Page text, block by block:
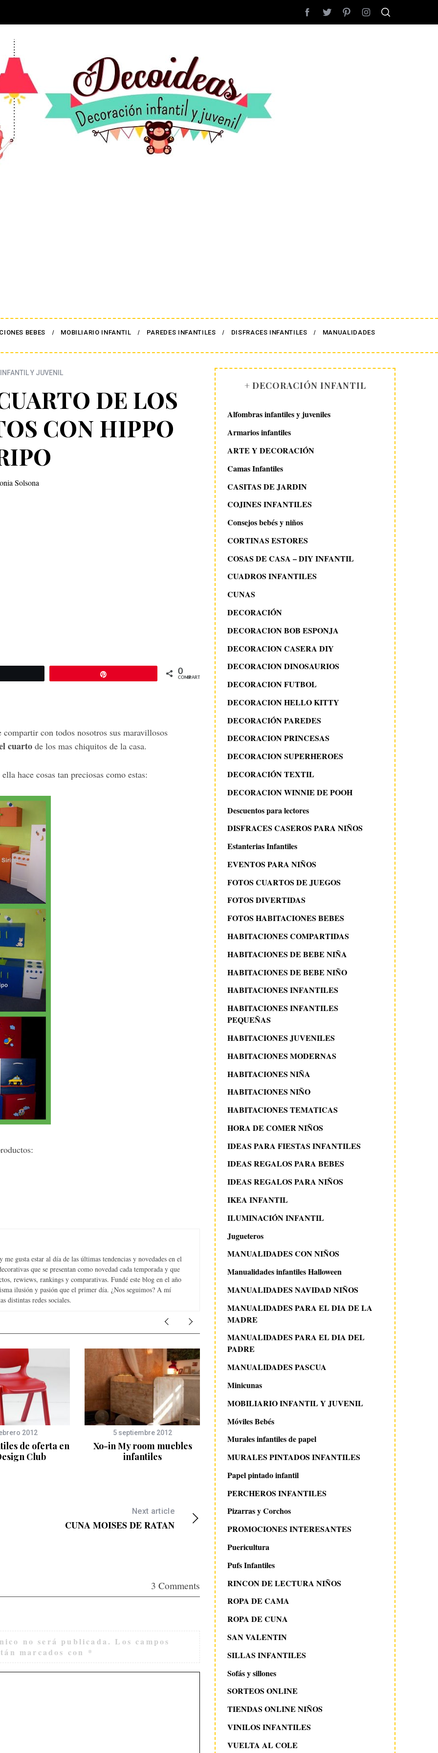
BEBES MOBILIARIO INFANTIL PAREDES INFANTILES DISFRACES INFANTILES MANUALIDADES
Y JUVENIL
DE LOS
CON HIPPO
Solsona
0
COMPARTIR
con todos nosotros sus maravillosos
cuarto de los mas chiquitos de la casa.
hace cosas tan preciosas como estas:
gusta estar al día de las últimas tendencias y novedades en el
que se presentan como novedad cada temporada y que
rewiews, rankings y comparativas. Fundé este blog en el año
ilusión y pasión que el primer día. ¿Nos seguimos? A mí
distintas redes sociales.
2012
de oferta en
Club
5 septiembre 2012
Xo-in My room muebles
infantiles
Camas Abatibles, la mejor
opción para habitaciones
23 febrero 2011
Imaginaierro
Next article
CUNA MOISES DE RATAN
3 Comments
no será publicada. Los campos
marcados con *
+ DECORACIÓN INFANTIL
Alfombras infantiles y juveniles
Armarios infantiles
ARTE Y DECORACIÓN
Camas Infantiles
CASITAS DE JARDIN
COJINES INFANTILES
Consejos bebés y niños
CORTINAS ESTORES
COSAS DE CASA – DIY INFANTIL
CUADROS INFANTILES
CUNAS
DECORACIÓN
DECORACION BOB ESPONJA
DECORACION CASERA DIY
DECORACION DINOSAURIOS
DECORACION FUTBOL
DECORACION HELLO KITTY
DECORACIÓN PAREDES
DECORACION PRINCESAS
DECORACION SUPERHEROES
DECORACIÓN TEXTIL
DECORACION WINNIE DE POOH
Descuentos para lectores
DISFRACES CASEROS PARA NIÑOS
Estanterias Infantiles
EVENTOS PARA NIÑOS
FOTOS CUARTOS DE JUEGOS
FOTOS DIVERTIDAS
FOTOS HABITACIONES BEBES
HABITACIONES COMPARTIDAS
HABITACIONES DE BEBE NIÑA
HABITACIONES DE BEBE NIÑO
HABITACIONES INFANTILES
HABITACIONES INFANTILES
PEQUEÑAS
HABITACIONES JUVENILES
HABITACIONES MODERNAS
HABITACIONES NIÑA
HABITACIONES NIÑO
HABITACIONES TEMATICAS
HORA DE COMER NIÑOS
IDEAS PARA FIESTAS INFANTILES
IDEAS REGALOS PARA BEBES
IDEAS REGALOS PARA NIÑOS
IKEA INFANTIL
ILUMINACIÓN INFANTIL
Jugueteros
MANUALIDADES CON NIÑOS
Manualidades infantiles Halloween
MANUALIDADES NAVIDAD NIÑOS
MANUALIDADES PARA EL DIA DE LA
MADRE
MANUALIDADES PARA EL DIA DEL
PADRE
MANUALIDADES PASCUA
Minicunas
MOBILIARIO INFANTIL Y JUVENIL
Móviles Bebés
Murales infantiles de papel
MURALES PINTADOS INFANTILES
Papel pintado infantil
PERCHEROS INFANTILES
Pizarras y Corchos
PROMOCIONES INTERESANTES
Puericultura
Pufs Infantiles
RINCON DE LECTURA NIÑOS
ROPA DE CAMA
ROPA DE CUNA
SAN VALENTIN
SILLAS INFANTILES
Sofás y sillones
SORTEOS ONLINE
TIENDAS ONLINE NIÑOS
VINILOS INFANTILES
VUELTA AL COLE